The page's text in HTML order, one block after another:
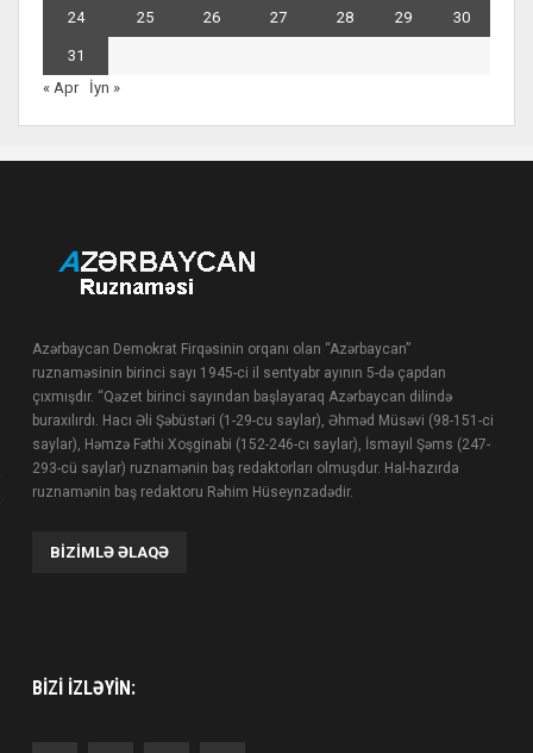
24 25 26 27 28 29 30
31
« Apr
İyn »
Azərbaycan Demokrat Firqəsinin orqanı olan “Azərbaycan”
ruznaməsinin birinci sayı 1945-ci il sentyabr ayının 5-də çapdan
çıxmışdır. “Qəzet birinci sayından başlayaraq Azərbaycan dilində
buraxılırdı. Hacı Əli Şəbüstəri (1-29-cu saylar), Əhməd Müsəvi (98-151-ci
saylar), Həmzə Fəthi Xoşginabi (152-246-cı saylar), İsmayıl Şəms (247-
293-cü saylar) ruznamənin baş redaktorları olmuşdur. Hal-hazırda
ruznamənin baş redaktoru Rəhim Hüseynzadədir.
BIZIMLƏ ƏLAQƏ
BIZI IZLƏYIN: